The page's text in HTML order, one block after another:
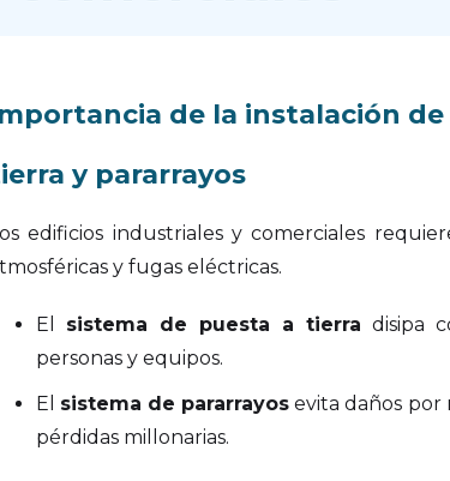
de la instalación
y pararrayos
edificios industriales y comerciales
y fugas eléctricas.
El sistema de puesta a tierra disipa
personas y equipos.
El sistema de pararrayos evita daños por
pérdidas millonarias.